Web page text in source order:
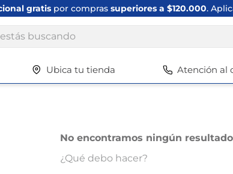
gratispor compras superiores a $120.000.
buscando
Ubica tu tienda Atención al
No encontramos ningún
¿Qué debo hacer?
Términos más buscados